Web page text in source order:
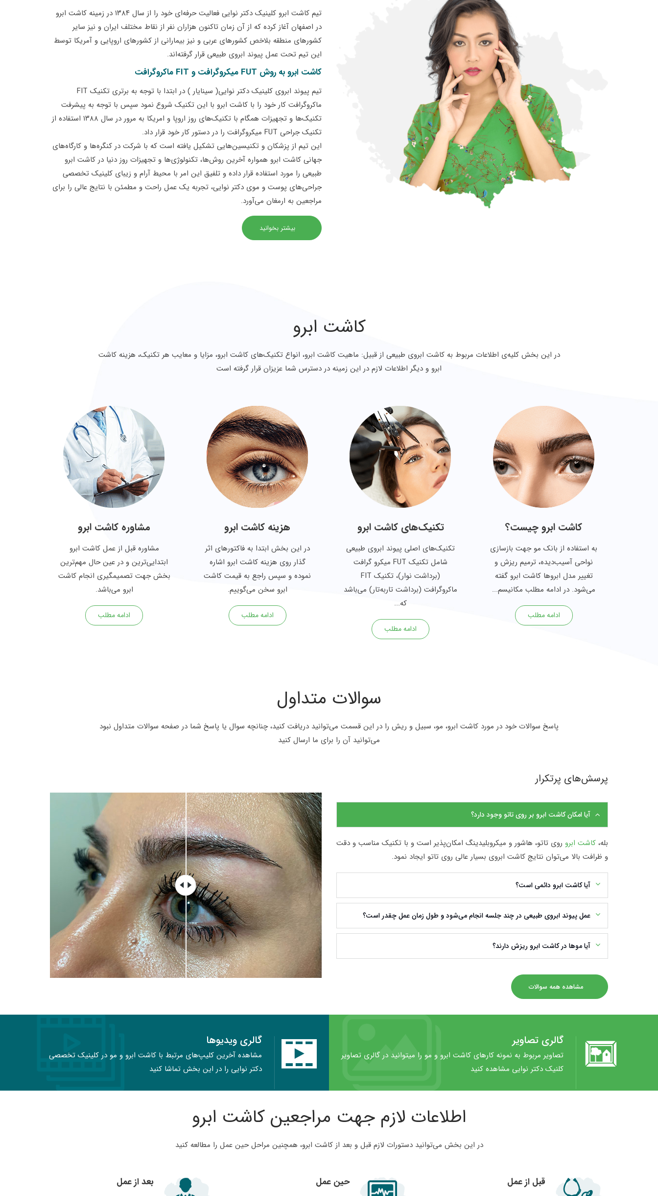
تیم کاشت ابرو کلینیک دکتر نوایی فعالیت حرفه‌ای خود را از سال ۱۳۸۴ در زمینه کاشت ابرو
در اصفهان آغاز کرده که از آن زمان تاکنون هزاران نفر از نقاط مختلف ایران و نیز سایر
کشورهای منطقه بلاخص کشورهای عربی و نیز بیمارانی از کشورهای اروپایی و آمریکا توسط
این تیم تحت عمل پیوند ابروی طبیعی قرار گرفته‌اند.
کاشت ابرو به روش FUT میکروگرافت و FIT ماکروگرافت
تیم پیوند ابروی کلینیک دکتر نوایی( سینایار ) در ابتدا با توجه به برتری تکنیک FIT
ماکروگرافت کار خود را با کاشت ابرو با این تکنیک شروع نمود سپس با توجه به پیشرفت
تکنیک‌ها و تجهیزات همگام با تکنیک‌های روز اروپا و امریکا به مرور در سال ۱۳۸۸ استفاده از
تکنیک جراحی FUT میکروگرافت را در دستور کار خود قرار داد.
این تیم از پزشکان و تکنیسین‌هایی تشکیل یافته است که با شرکت در کنگره‌ها و کارگاه‌های
جهانی کاشت ابرو همواره آخرین روش‌ها، تکنولوژی‌ها و تجهیزات روز دنیا در کاشت ابرو
طبیعی را مورد استفاده قرار داده و تلفیق این امر با محیط آرام و زیبای کلینیک تخصصی
جراحی‌های پوست و موی دکتر نوایی، تجربه یک عمل راحت و مطمئن با نتایج عالی را برای
مراجعین به ارمغان می‌آورد.
بیشتر بخوانید
کاشت ابرو
در این بخش کلیه‌ی اطلاعات مربوط به کاشت ابروی طبیعی از قبیل: ماهیت کاشت ابرو، انواع تکنیک‌های کاشت ابرو، مزایا و معایب هر تکنیک، هزینه کاشت
ابرو و دیگر اطلاعات لازم در این زمینه در دسترس شما عزیزان قرار گرفته است
کاشت ابرو چیست؟
به استفاده از بانک مو جهت بازسازی
نواحی آسیب‌دیده، ترمیم ریزش و
تغییر مدل ابروها کاشت ابرو گفته
می‌شود. در ادامه مطلب مکانیسم...
ادامه مطلب
تکنیک‌های کاشت ابرو
تکنیک‌های اصلی پیوند ابروی طبیعی
شامل تکنیک FUT میکرو گرافت
(برداشت نوار)، تکنیک FIT
ماکروگرافت (برداشت تاربه‌تار) می‌باشد
که...
ادامه مطلب
هزینه کاشت ابرو
در این بخش ابتدا به فاکتورهای اثر
گذار روی هزینه کاشت ابرو اشاره
نموده و سپس راجع به قیمت کاشت
ابرو سخن می‌گوییم.
ادامه مطلب
مشاوره کاشت ابرو
مشاوره قبل از عمل کاشت ابرو
ابتدایی‌ترین و در عین حال مهم‌ترین
بخش جهت تصمیمگیری انجام کاشت
ابرو می‌باشد.
ادامه مطلب
سوالات متداول
پاسخ سوالات خود در مورد کاشت ابرو، مو، سبیل و ریش را در این قسمت می‌توانید دریافت کنید، چنانچه سوال یا پاسخ شما در صفحه سوالات متداول نبود
می‌توانید آن را برای ما ارسال کنید
پرسش‌های پرتکرار
آیا امکان کاشت ابرو بر روی تاتو وجود دارد؟
بله، کاشت ابرو روی تاتو، هاشور و میکروبلیدینگ امکان‌پذیر است و با تکنیک مناسب و دقت
و ظرافت بالا می‌توان نتایج کاشت ابروی بسیار عالی روی تاتو ایجاد نمود.
آیا کاشت ابرو دائمی است؟
عمل پیوند ابروی طبیعی در چند جلسه انجام می‌شود و طول زمان عمل چقدر است؟
آیا موها در کاشت ابرو ریزش دارند؟
مشاهده همه سوالات
گالری ویدیوها
مشاهده آخرین کلیپ‌های مرتبط با کاشت ابرو و مو در کلینیک تخصصی
دکتر نوایی را در این بخش تماشا کنید
گالری تصاویر
تصاویر مربوط به نمونه کارهای کاشت ابرو و مو را میتوانید در گالری تصاویر
کلنیک دکتر نوایی مشاهده کنید
اطلاعات لازم جهت مراجعین کاشت ابرو
در این بخش می‌توانید دستورات لازم قبل و بعد از کاشت ابرو، همچنین مراحل حین عمل را مطالعه کنید
قبل از عمل حین عمل بعد از عمل